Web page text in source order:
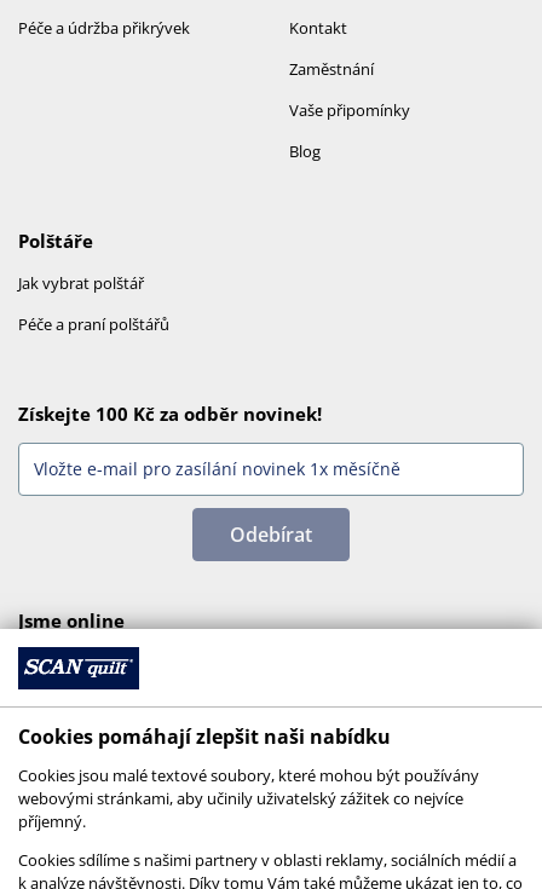
Kontakt
Zaměstnání
Vaše připomínky
Blog
Péče a údržba přikrývek
Polštáře
Jak vybrat polštář
Péče a praní polštářů
Získejte 100 Kč za odběr novinek!
Odebírat
Jsme online
Cookies pomáhají zlepšit naši nabídku
Cookies jsou malé textové soubory, které mohou být používány
webovými stránkami, aby učinily uživatelský zážitek co nejvíce
příjemný.
Cookies sdílíme s našimi partnery v oblasti reklamy, sociálních médií a
k analýze návštěvnosti. Díky tomu Vám také můžeme ukázat jen to, co